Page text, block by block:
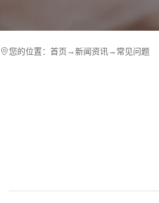
您的位置： 首页 →新闻资讯 → 常见问题